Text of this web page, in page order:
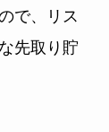
で、リス
先取り貯